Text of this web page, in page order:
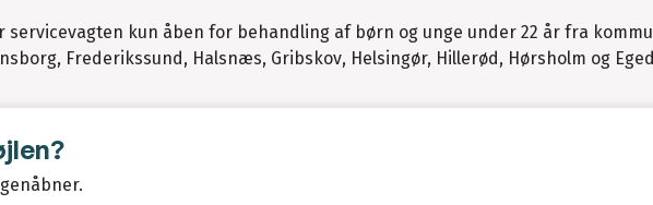
kun åben for behandling af børn og unge under 22 år fra
Frederikssund, Halsnæs, Gribskov, Helsingør, Hillerød, Hørsholm og